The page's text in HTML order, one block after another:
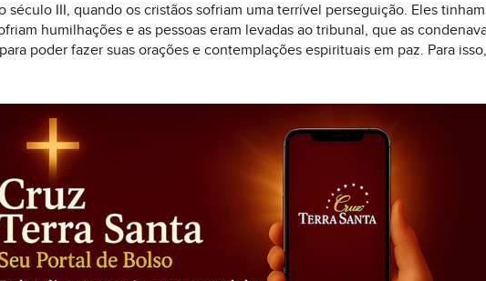
III, quando os cristãos sofriam uma terrível perseguição. Eles tinham
humilhações e as pessoas eram levadas ao tribunal, que as
poder fazer suas orações e contemplações espirituais em paz. Para